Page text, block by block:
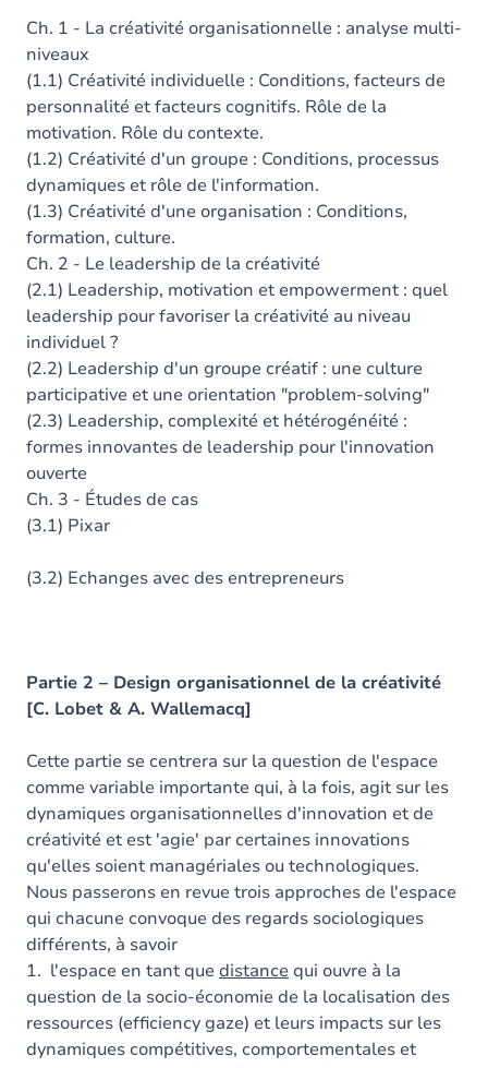
Ch. 1 - La créativité organisationnelle : analyse multi-
niveaux
(1.1) Créativité individuelle : Conditions, facteurs de
personnalité et facteurs cognitifs. Rôle de la
motivation. Rôle du contexte.
(1.2) Créativité d'un groupe : Conditions, processus
dynamiques et rôle de l'information.
(1.3) Créativité d'une organisation : Conditions,
formation, culture.
Ch. 2 - Le leadership de la créativité
(2.1) Leadership, motivation et empowerment : quel
leadership pour favoriser la créativité au niveau
individuel ?
(2.2) Leadership d'un groupe créatif : une culture
participative et une orientation "problem-solving"
(2.3) Leadership, complexité et hétérogénéité :
formes innovantes de leadership pour l'innovation
ouverte
Ch. 3 - Études de cas
(3.1) Pixar
(3.2) Echanges avec des entrepreneurs
Partie 2 – Design organisationnel de la créativité
[C. Lobet & A. Wallemacq]
Cette partie se centrera sur la question de l'espace
comme variable importante qui, à la fois, agit sur les
dynamiques organisationnelles d'innovation et de
créativité et est 'agie' par certaines innovations
qu'elles soient managériales ou technologiques.
Nous passerons en revue trois approches de l'espace
qui chacune convoque des regards sociologiques
différents, à savoir
1. l'espace en tant quedistancequi ouvre à la
question de la socio-économie de la localisation des
ressources (efficiency gaze) et leurs impacts sur les
dynamiques compétitives, comportementales et